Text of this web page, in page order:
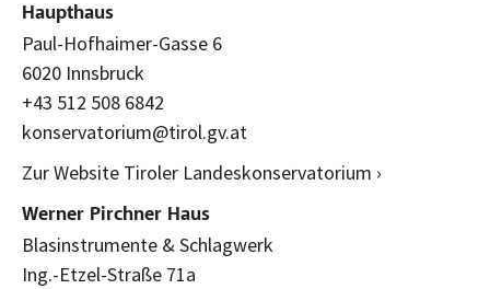
Haupthaus
Paul-Hofhaimer-Gasse 6
6020 Innsbruck
+43 512 508 6842
konservatorium@tirol.gv.at
Zur Website Tiroler Landeskonservatorium ›
Werner Pirchner Haus
Blasinstrumente & Schlagwerk
Ing.-Etzel-Straße 71a